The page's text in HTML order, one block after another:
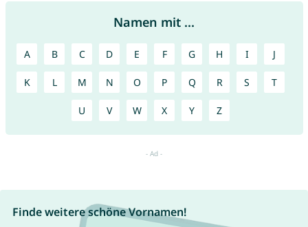
Namen mit ...
A B C D E F G H I J
K L M N O P Q R S T
U V W X Y Z
Finde weitere schöne Vornamen!